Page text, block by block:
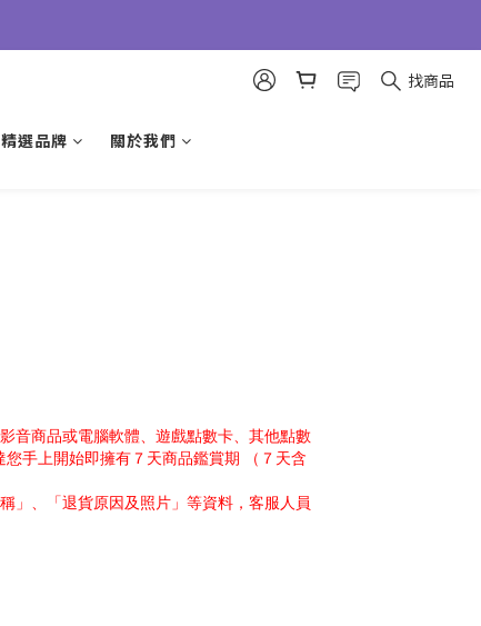
找商品
精選品牌 關於我們
音商品或電腦軟體、遊戲點數卡、其他點數
手上開始即擁有７天商品鑑賞期 （７天含
」、「退貨原因及照片」等資料，客服人員